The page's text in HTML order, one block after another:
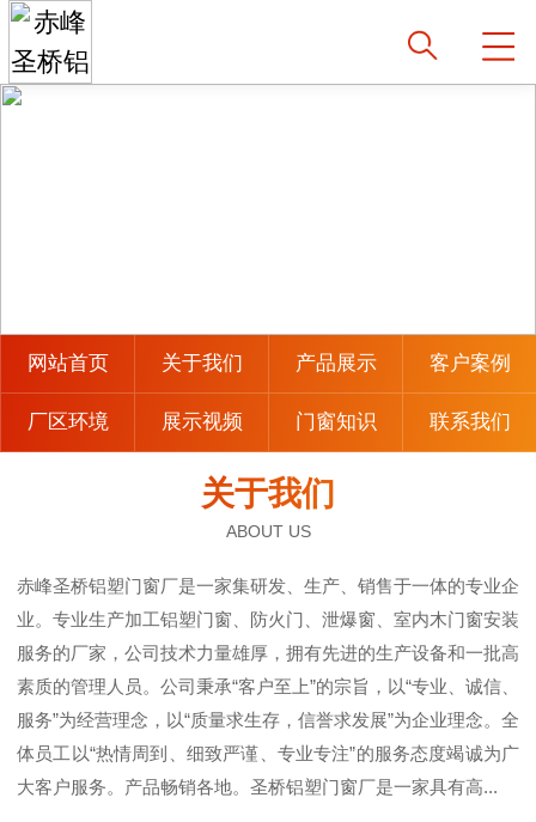
网站首页 关于我们 产品展示 客户案例
厂区环境 展示视频 门窗知识 联系我们
关于我们
ABOUT US
赤峰圣桥铝塑门窗厂是一家集研发、生产、销售于一体的专业企
业。专业生产加工铝塑门窗、防火门、泄爆窗、室内木门窗安装
服务的厂家，公司技术力量雄厚，拥有先进的生产设备和一批高
素质的管理人员。公司秉承“客户至上”的宗旨，以“专业、诚信、
服务”为经营理念，以“质量求生存，信誉求发展”为企业理念。全
体员工以“热情周到、细致严谨、专业专注”的服务态度竭诚为广
大客户服务。产品畅销各地。圣桥铝塑门窗厂是一家具有高...